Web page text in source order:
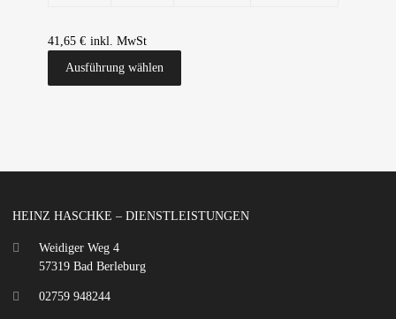
41,65 €
Ausführung wählen
HEINZ HASCHKE – DIENSTLEISTUNGEN
Weidiger Weg 4
57319 Bad Berleburg
02759 948244